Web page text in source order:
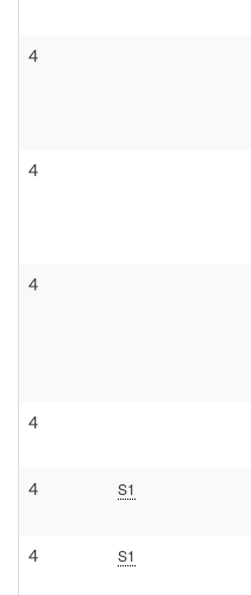
4
4
4
4
4 S1
4 S1